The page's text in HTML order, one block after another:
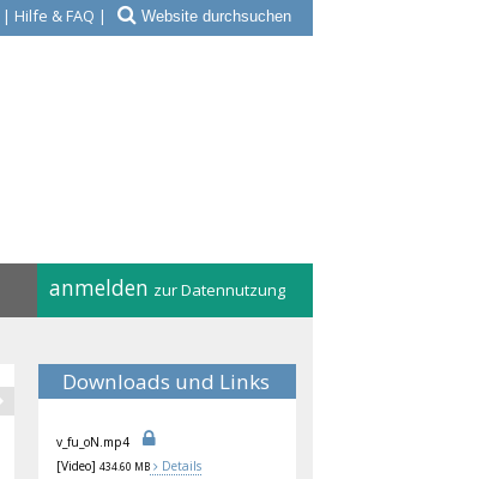
| Hilfe & FAQ |
anmelden zur Datennutzung
Downloads und Links
v_fu_oN.mp4
[Video] 434.60 MB
Details